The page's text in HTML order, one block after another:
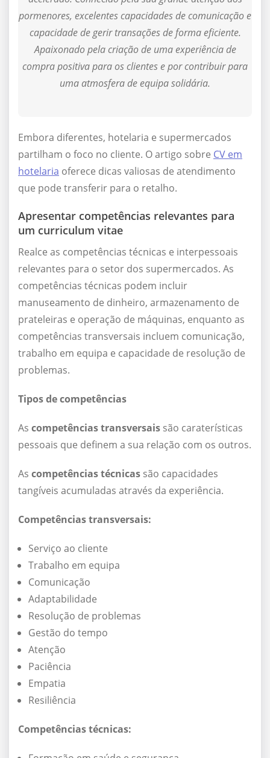
pormenores, excelentes capacidades de comunicação e
capacidade de gerir transações de forma eficiente.
Apaixonado pela criação de uma experiência de
compra positiva para os clientes e por contribuir para
uma atmosfera de equipa solidária.
Embora diferentes, hotelaria e supermercados
partilham o foco no cliente. O artigo sobre CV em
hotelaria oferece dicas valiosas de atendimento
que pode transferir para o retalho.
Apresentar competências relevantes para
um curriculum vitae
Realce as competências técnicas e interpessoais
relevantes para o setor dos supermercados. As
competências técnicas podem incluir
manuseamento de dinheiro, armazenamento de
prateleiras e operação de máquinas, enquanto as
competências transversais incluem comunicação,
trabalho em equipa e capacidade de resolução de
problemas.
Tipos de competências
As competências transversais são caraterísticas
pessoais que definem a sua relação com os outros.
As competências técnicas são capacidades
tangíveis acumuladas através da experiência.
Competências transversais:
Serviço ao cliente
Trabalho em equipa
Comunicação
Adaptabilidade
Resolução de problemas
Gestão do tempo
Atenção
Paciência
Empatia
Resiliência
Competências técnicas: